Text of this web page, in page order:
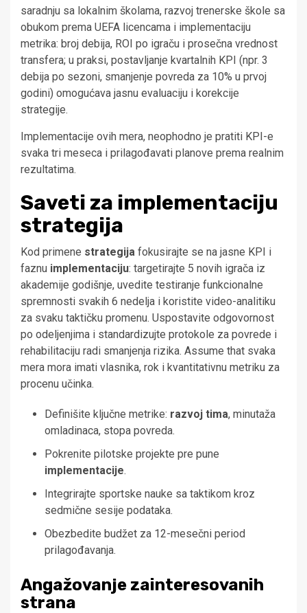
saradnju sa lokalnim školama, razvoj trenerske škole sa
obukom prema UEFA licencama i implementaciju
metrika: broj debija, ROI po igraču i prosečna vrednost
transfera; u praksi, postavljanje kvartalnih KPI (npr. 3
debija po sezoni, smanjenje povreda za 10% u prvoj
godini) omogućava jasnu evaluaciju i korekcije
strategije.
Implementacije ovih mera, neophodno je pratiti KPI-e
svaka tri meseca i prilagođavati planove prema realnim
rezultatima.
Saveti za implementaciju
strategija
Kod primene strategija fokusirajte se na jasne KPI i
faznu implementaciju: targetirajte 5 novih igrača iz
akademije godišnje, uvedite testiranje funkcionalne
spremnosti svakih 6 nedelja i koristite video-analitiku
za svaku taktičku promenu. Uspostavite odgovornost
po odeljenjima i standardizujte protokole za povrede i
rehabilitaciju radi smanjenja rizika. Assume that svaka
mera mora imati vlasnika, rok i kvantitativnu metriku za
procenu učinka.
Definišite ključne metrike: razvoj tima, minutaža
omladinaca, stopa povreda.
Pokrenite pilotske projekte pre pune
implementacije.
Integrirajte sportske nauke sa taktikom kroz
sedmične sesije podataka.
Obezbedite budžet za 12-mesečni period
prilagođavanja.
Angažovanje zainteresovanih
strana